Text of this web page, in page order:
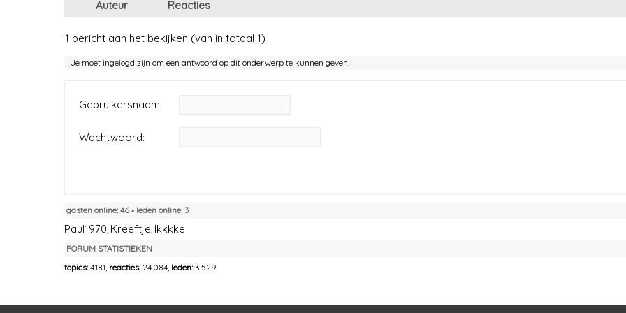
Auteur Reacties
1 bericht aan het bekijken (van in totaal 1)
Je moet ingelogd zijn om een antwoord op dit onderwerp te kunnen geven.
Gebruikersnaam:
Wachtwoord:
gasten online: 46 ▪︎ leden online: 3
Paul1970 Kreeftje Ikkkke
FORUM STATISTIEKEN
topics: 4.181, reacties: 24.084, leden: 3.529